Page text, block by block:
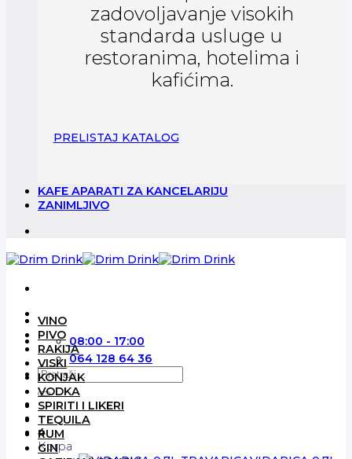
zadovoljavanje visokih
standarda usluge u
restoranima, hotelima i
kafićima.
PRELISTAJ KATALOG
KAFE APARATI ZA KANCELARIJU
ZANIMLJIVO
08:00 - 17:00
064 128 64 36
Pretraga
za:
4
Korpa
VINO
PIVO
RAKIJA
VISKI
KONJAK
VODKA
SPIRITI I LIKERI
TEQUILA
RUM
GIN